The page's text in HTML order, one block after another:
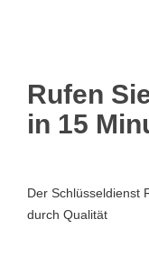
Rufen
in 15
Der Schlüsseldienst
durch Qualität